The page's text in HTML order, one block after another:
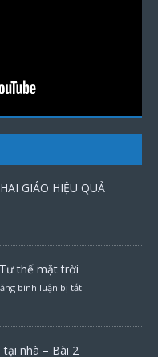
GIÁO HIỆU QUẢ
thế mặt trời
bình luận bị tắt
nhà – Bài 2